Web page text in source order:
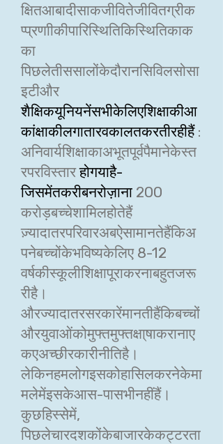
क्षितआबादीसाकजीवितेजीवितग्रीक
प्प्रणाीकीपारिस्थितिकिस्थितिकाक
का
पिछलेतीससालोंकेदौरानसिविलसोसा
इटीऔर
शैक्षिकयूनियनेंसभीकेलिएशिक्षाकीआ
कांक्षाकीलगातारवकालतकरतीरहीहैं :
अनिवार्यशिक्षाकाअभूतपूर्वपैमानेकेस्त
रपरविस्तारहोगयाहै-
जिसमेंतकरीबनरोज़ाना 200
करोड़बच्चेशामिलहोतेहैं
ज़्यादातरपरिवारअबऐसामानतेहैंकिअ
पनेबच्चोंकेभविष्यकेलिए 8-12
वर्षकीस्कूलीशिक्षापूराकरनाबहुतजरू
रीहै।
औरज्यादातरसरकारेंमानतीहैंकिबच्चों
औरयुवाओंकोमुफ्तमुफ्तक्षा्षाकरानाए
कएअच्छीरकारीनीतिहै।
लेकिनहमलोगइसकोहासिलकरनेकेमा
मलेमेंइसकेआस-पासभीनहींहैं।
कुछहिस्सेमें,
पिछलेचारदशकोंकेबाजारकेकट्टरता